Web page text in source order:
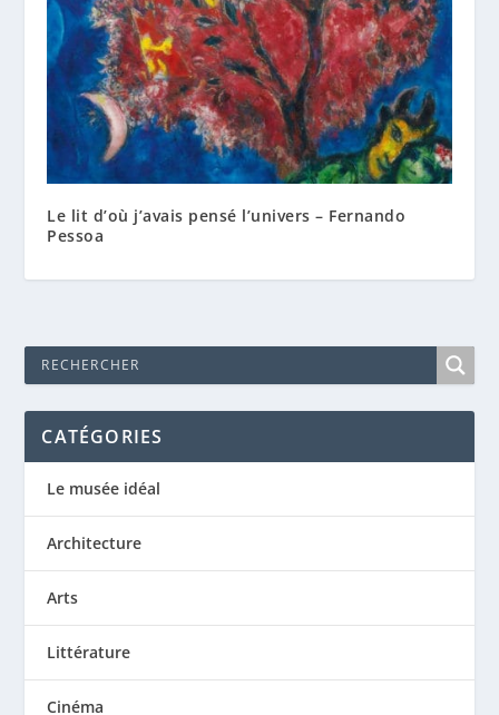
Le lit d’où j’avais pensé l’univers – Fernando
Pessoa
CATÉGORIES
Le musée idéal
Architecture
Arts
Littérature
Cinéma